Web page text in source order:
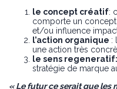
le concept créatif:
comporte un
et/ou influence
l’action organique :
une action très
le sens regeneratif:
stratégie de marque
« Le futur ce serait que les